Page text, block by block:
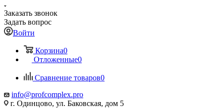
Заказать звонок
Задать вопрос
Войти
Корзина0
Отложенные0
Сравнение товаров0
info@profcomplex.pro
г. Одинцово, ул. Баковская, дом 5